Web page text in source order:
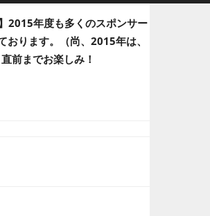
2015年度も多くのスポンサー
ります。（尚、2015年は、
前までお楽しみ！